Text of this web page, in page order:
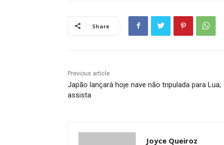
Share
Previous article
Japão lançará hoje nave não tripulada para Lua;
assista
Joyce Queiroz